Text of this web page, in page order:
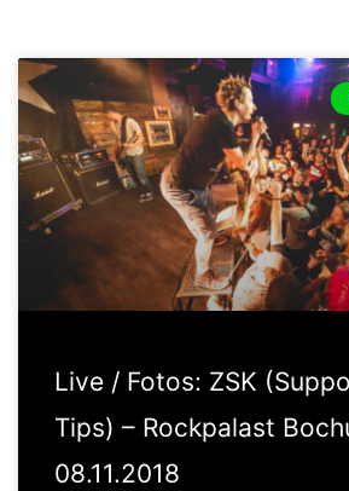
Live / Fotos: ZSK
Tips) – Rockpalast
08.11.2018